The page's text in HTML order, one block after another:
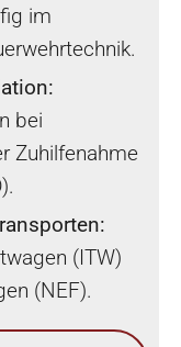
im
bei
Zuhilfenahme
(ITW)
(NEF).